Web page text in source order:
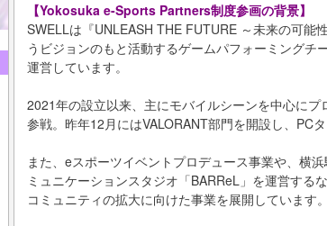
【Yokosuka e-Sports Partners制度参画の背景】
SWELLは『UNLEASH THE FUTURE ～未来の可能
うビジョンのもと活動するゲームパフォーミングチ
運営しています。
2021年の設立以来、主にモバイルシーンを中心にプ
参戦。昨年12月にはVALORANT部門を開設し、PCタ
また、eスポーツイベントプロデュース事業や、横
ミュニケーションスタジオ「BARReL」を運営する
コミュニティの拡大に向けた事業を展開しています。